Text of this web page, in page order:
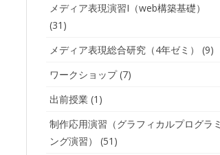
メディア表現演習I（web構築基礎）
(31)
メディア表現総合研究（4年ゼミ）
(9)
ワークショップ(7)
出前授業(1)
制作応用演習（グラフィカルプログラミ
ング演習）
(51)